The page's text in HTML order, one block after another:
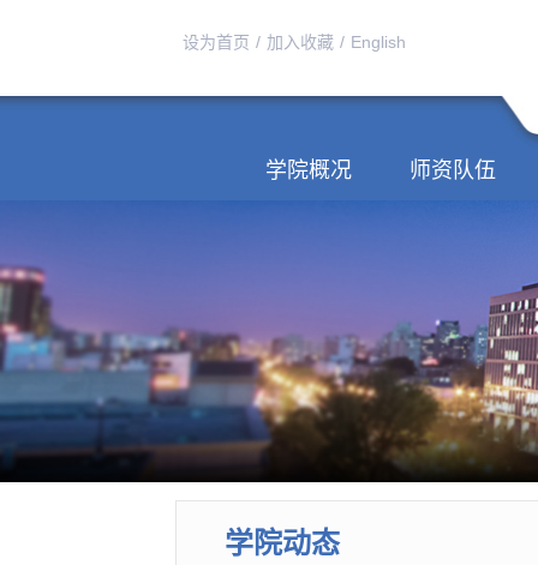
设为首页 / 加入收藏 / English
学院概况 师资队伍
学院动态